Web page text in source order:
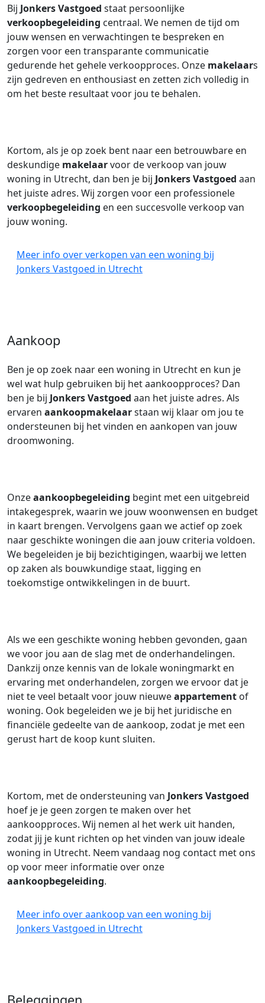
Bij Jonkers Vastgoed staat persoonlijke
verkoopbegeleiding centraal. We nemen de tijd om
jouw wensen en verwachtingen te bespreken en
zorgen voor een transparante communicatie
gedurende het gehele verkoopproces. Onze makelaars
zijn gedreven en enthousiast en zetten zich volledig in
om het beste resultaat voor jou te behalen.
Kortom, als je op zoek bent naar een betrouwbare en
deskundige makelaarvoor de verkoop van jouw
woning in Utrecht, dan ben je bij Jonkers Vastgoed aan
het juiste adres. Wij zorgen voor een professionele
verkoopbegeleiding en een succesvolle verkoop van
jouw woning.
Meer info over verkopen van een woning bij
Jonkers Vastgoed in Utrecht
Aankoop
Ben je op zoek naar een woning in Utrecht en kun je
wel wat hulp gebruiken bij het aankoopproces? Dan
ben je bij Jonkers Vastgoed aan het juiste adres. Als
ervaren aankoopmakelaarstaan wij klaar om jou te
ondersteunen bij het vinden en aankopen van jouw
droomwoning.
Onzeaankoopbegeleiding begint met een uitgebreid
intakegesprek, waarin we jouw woonwensen en budget
in kaart brengen. Vervolgens gaan we actief op zoek
naar geschikte woningen die aan jouw criteria voldoen.
We begeleiden je bij bezichtigingen, waarbij we letten
op zaken als bouwkundige staat, ligging en
toekomstige ontwikkelingen in de buurt.
Als we een geschikte woning hebben gevonden, gaan
we voor jou aan de slag met de onderhandelingen.
Dankzij onze kennis van de lokale woningmarkt en
ervaring met onderhandelen, zorgen we ervoor dat je
niet te veel betaalt voor jouw nieuweappartement of
woning. Ook begeleiden we je bij het juridische en
financiële gedeelte van de aankoop, zodat je met een
gerust hart de koop kunt sluiten.
Kortom, met de ondersteuning van Jonkers Vastgoed
hoef je je geen zorgen te maken over het
aankoopproces. Wij nemen al het werk uit handen,
zodat jij je kunt richten op het vinden van jouw ideale
woning in Utrecht. Neem vandaag nog contact met ons
op voor meer informatie over onze
aankoopbegeleiding.
Meer info over aankoop van een woning bij
Jonkers Vastgoed in Utrecht